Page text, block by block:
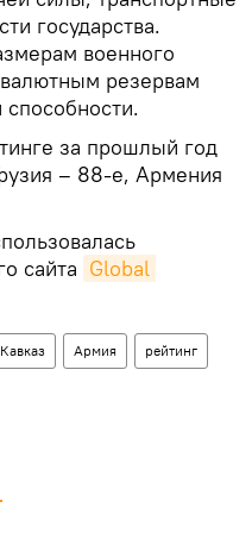
государства.
военного
резервам
за прошлый год
– 88-е, Армения
сайта Global
Армия рейтинг